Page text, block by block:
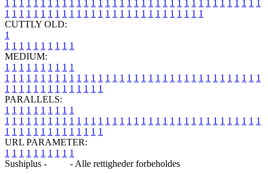
1 1 1 1 1 1 1 1 1 1 1 1 1 1 1 1 1 1 1 1 1 1 1 1 1 1 1 1 1 1 1 1 1 1 1 1
1 1 1 1 1 1 1 1 1 1 1 1 1 1 1 1 1 1 1 1 1 1 1 1 1 1 1 1
CUTTLY OLD:
1
1 1 1 1 1 1 1 1 1 1
MEDIUM:
1 1 1 1 1 1 1 1 1 1
1 1 1 1 1 1 1 1 1 1 1 1 1 1 1 1 1 1 1 1 1 1 1 1 1 1 1 1 1 1 1 1 1 1 1 1
1 1 1 1 1 1 1 1 1 1 1 1 1 1
PARALLELS:
1 1 1 1 1 1 1 1 1 1
1 1 1 1 1 1 1 1 1 1 1 1 1 1 1 1 1 1 1 1 1 1 1 1 1 1 1 1 1 1 1 1 1 1 1 1
1 1 1 1 1 1 1 1 1 1 1 1 1 1
URL PARAMETER:
1 1 1 1 1 1 1 1 1 1
Sushiplus -
- Alle rettigheder forbeholdes